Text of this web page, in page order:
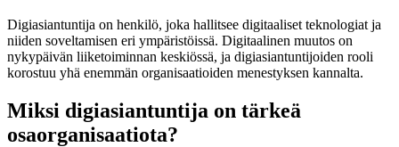
Digiasiantuntija on henkilö, joka hallitsee digitaaliset teknologiat ja
niiden soveltamisen eri ympäristöissä. Digitaalinen muutos on
nykypäivän liiketoiminnan keskiössä, ja digiasiantuntijoiden rooli
korostuu yhä enemmän organisaatioiden menestyksen kannalta.
Miksi digiasiantuntija on tärkeä
osaorganisaatiota?